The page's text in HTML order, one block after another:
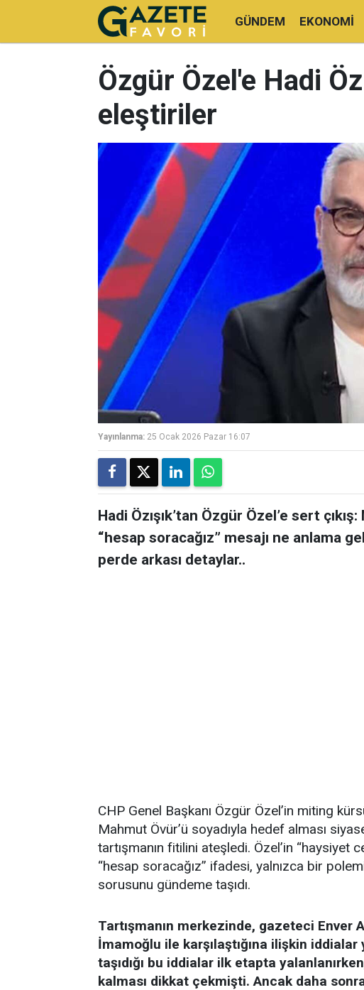
GÜNDEM EKONOMI
Özgür Özel'e Hadi
eleştiriler
Yayınlanma: 25 Ocak 2026 Pazar 16:07
Hadi Özışık’tan Özgür Özel’e sert
“hesap soracağız” mesajı ne anlama
perde arkası detaylar..
CHP Genel Başkanı Özgür Özel’in miting
Mahmut Övür’ü soyadıyla hedef alması
tartışmanın fitilini ateşledi. Özel’in “haysiyet
“hesap soracağız” ifadesi, yalnızca bir
sorusunu gündeme taşıdı.
Tartışmanın merkezinde, gazeteci Enver
İmamoğlu ile karşılaştığına ilişkin
taşıdığı bu iddialar ilk etapta
kalması dikkat çekmişti. Ancak daha